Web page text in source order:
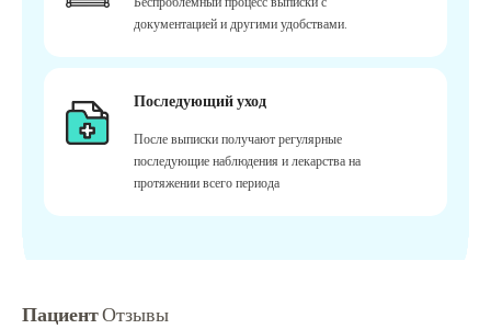
документацией и другими удобствами.
Последующий уход
После выписки получают регулярные
последующие наблюдения и лекарства на
протяжении всего периода
ПациентОтзывы